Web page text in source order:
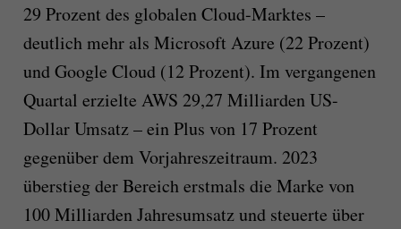
29 Prozent des globalen Cloud-Marktes –
deutlich mehr als Microsoft Azure (22 Prozent)
und Google Cloud (12 Prozent). Im vergangenen
Quartal erzielte AWS 29,27 Milliarden US-
Dollar Umsatz – ein Plus von 17 Prozent
gegenüber dem Vorjahreszeitraum. 2023
überstieg der Bereich erstmals die Marke von
100 Milliarden Jahresumsatz und steuerte über